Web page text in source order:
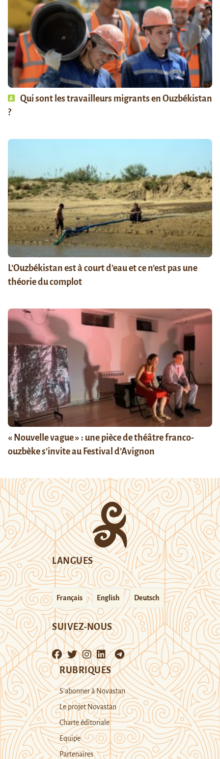
Qui sont les travailleurs migrants en Ouzbékistan
?
L’Ouzbékistan est à court d’eau et ce n’est pas une
théorie du complot
« Nouvelle vague » : une pièce de théâtre franco-
ouzbèke s’invite au Festival d’Avignon
LANGUES
Français English Deutsch
SUIVEZ-NOUS
RUBRIQUES
S’abonner à Novastan
Le projet Novastan
Charte éditoriale
Equipe
Partenaires